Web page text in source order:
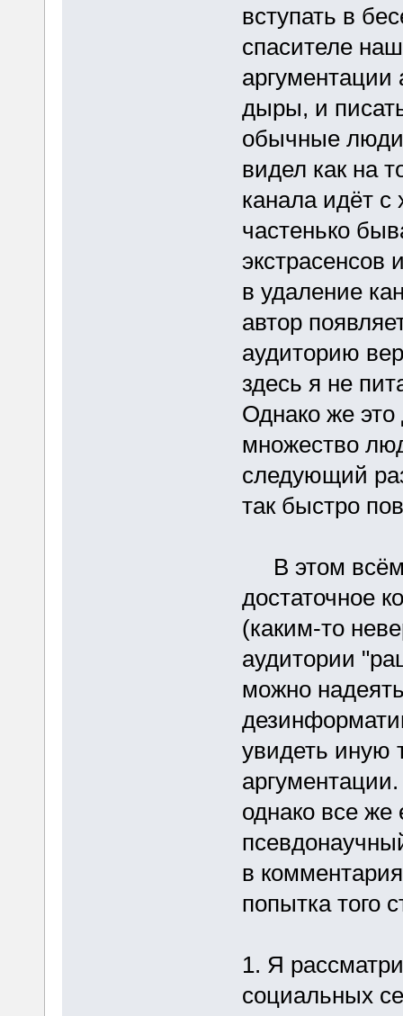
вступать в
спасителе
аргументации
дыры, и
обычные люди
видел как на
канала идёт с
частенько
экстрасенсов
в удаление
автор
аудиторию
здесь я не
Однако же это
множество
следующий
так быстро
В этом всём
достаточное
(каким-то
аудитории
можно
увидеть иную
однако все же
в
попытка того
1. Я
социальных